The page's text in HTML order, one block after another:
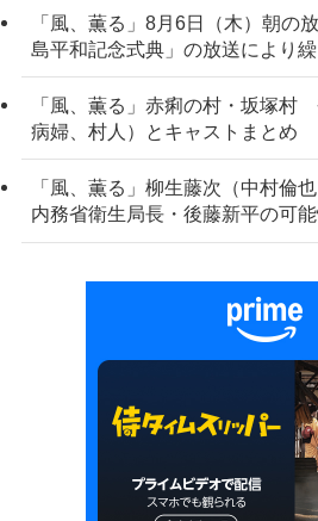
「風、薫る」8月6日（木）朝
島平和記念式典」の放送により
「風、薫る」赤痢の村・坂塚村
病婦、村人）とキャストまとめ
「風、薫る」柳生藤次（中村倫
内務省衛生局長・後藤新平の可